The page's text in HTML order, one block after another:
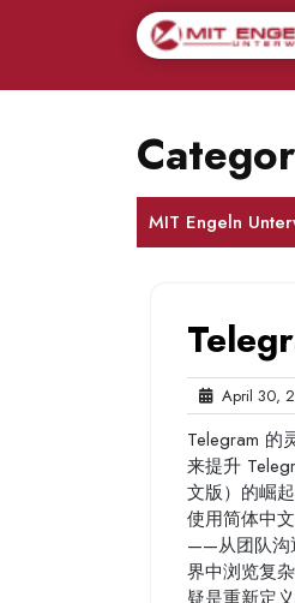
MIT Engeln
April 30,
Telegram 的
来提升
文版）的崛
使用简体中
——从团队沟
界中浏览复